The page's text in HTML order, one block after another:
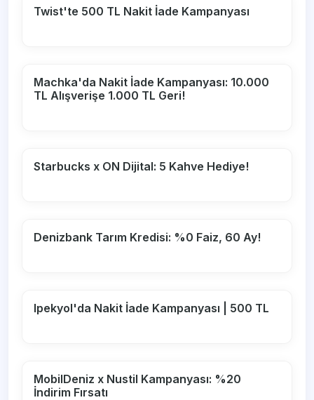
Twist'te 500 TL Nakit İade Kampanyası
Machka'da Nakit İade Kampanyası: 10.000
TL Alışverişe 1.000 TL Geri!
Starbucks x ON Dijital: 5 Kahve Hediye!
Denizbank Tarım Kredisi: %0 Faiz, 60 Ay!
Ipekyol'da Nakit İade Kampanyası | 500 TL
MobilDeniz x Nustil Kampanyası: %20
İndirim Fırsatı